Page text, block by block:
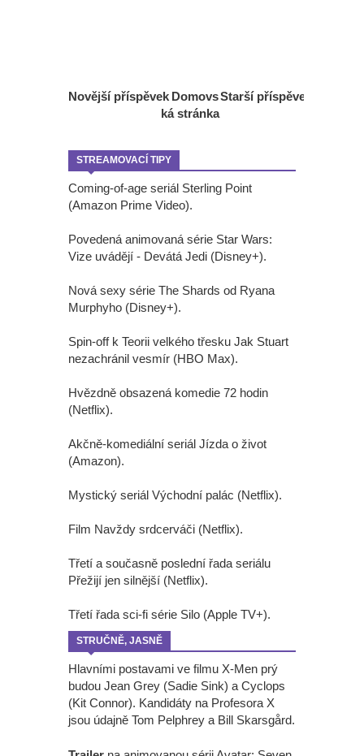
Novější příspěvek Starší příspěvek
Domovs
ká stránka
STREAMOVACÍ TIPY
Coming-of-age seriál Sterling Point
(Amazon Prime Video).
Povedená animovaná série Star Wars:
Vize uvádějí - Devátá Jedi (Disney+).
Nová sexy série The Shards od Ryana
Murphyho (Disney+).
Spin-off k Teorii velkého třesku Jak Stuart
nezachránil vesmír (HBO Max).
Hvězdně obsazená komedie 72 hodin
(Netflix).
Akčně-komediální seriál Jízda o život
(Amazon).
Mystický seriál Východní palác (Netflix).
Film Navždy srdcerváči (Netflix).
Třetí a současně poslední řada seriálu
Přežijí jen silnější (Netflix).
Třetí řada sci-fi série Silo (Apple TV+).
STRUČNĚ, JASNĚ
Hlavními postavami ve filmu X-Men prý
budou Jean Grey (Sadie Sink) a Cyclops
(Kit Connor). Kandidáty na Profesora X
jsou údajně Tom Pelphrey a Bill Skarsgård.